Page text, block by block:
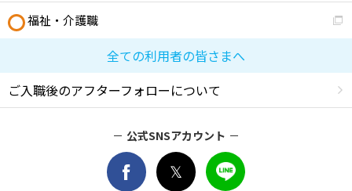
福祉・介護職
全ての利用者の皆さまへ
ご入職後のアフターフォローについて
公式SNSアカウント